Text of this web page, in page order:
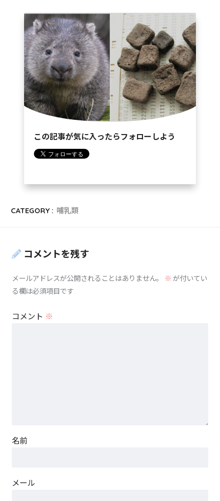
この記事が気に入ったらフォローしよう
CATEGORY : 哺乳類
コメントを残す
メールアドレスが公開されることはありません。 ※が付いてい
る欄は必須項目です
コメント ※
名前
メール